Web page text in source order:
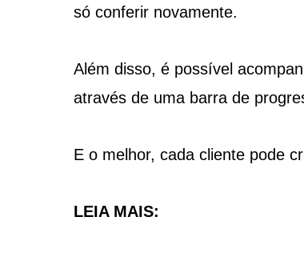
só conferir novamente.
Além disso, é possível
através de uma barra de
E o melhor, cada cliente pode
LEIA MAIS: